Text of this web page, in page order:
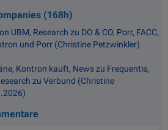
(168h)
UBM, Research zu DO & CO, Porr, FACC,
und Porr (Christine Petzwinkler)
Kontron kauft, News zu Frequentis,
zu Verbund (Christine